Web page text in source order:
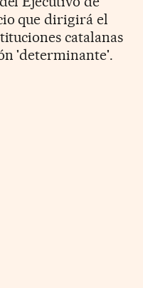
que dirigirá el
catalanas
'determinante'.